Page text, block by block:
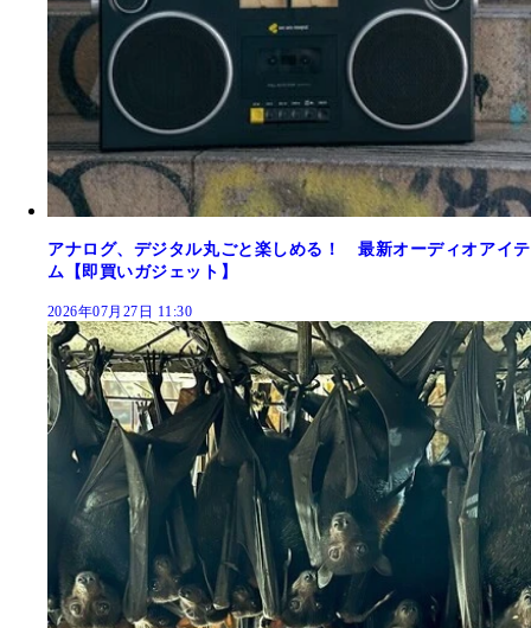
アナログ、デジタル丸ごと楽しめる！ 最新オーディオアイテ
ム【即買いガジェット】
2026年07月27日 11:30